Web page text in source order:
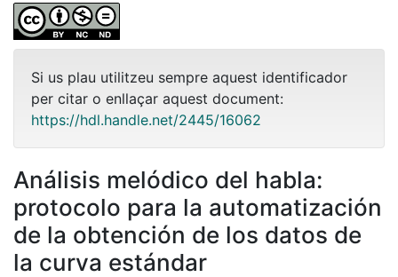
Si us plau utilitzeu sempre aquest identificador
per citar o enllaçar aquest document:
https://hdl.handle.net/2445/16062
Análisis melódico del habla:
protocolo para la automatización
de la obtención de los datos de
la curva estándar